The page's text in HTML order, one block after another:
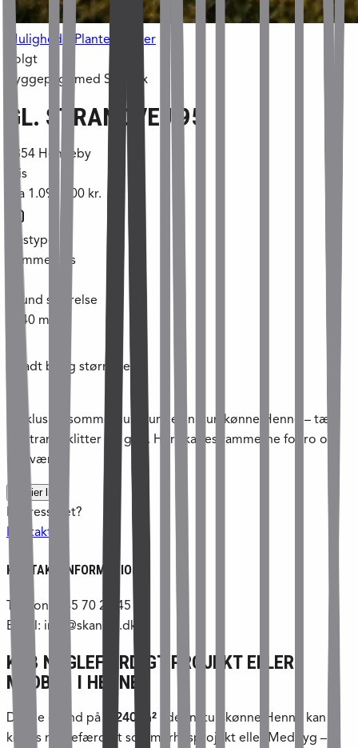
Muligheder
Plantegninger
Solgt
Byggepligt med Skanlux
GL. STRANDVEJ 95
6854 Henneby
Pris
Fra 1.098.000 kr.
Hustype
Sommerhus
Grund størrelse
1240 m²
Tilladt bolig størrelse
Eksklusive sommerhusgrunde i naturskønne Henne – tæt
på strand, klitter og golf. Her skabes rammerne for ro og
nærvær.
Kopier link
Interesseret?
Kontakt os
KONTAKT INFORMATION
Telefon: +45 70 21 45 21
Email: info@skanlux.dk
KØB NØGLEFÆRDIGT PROJEKT ELLER
MEDBYG I HENNE
Denne grund på 1.240 m² i det naturskønne Henne kan
købes nøglefærdigt sommerhusprojekt eller Medbyg –